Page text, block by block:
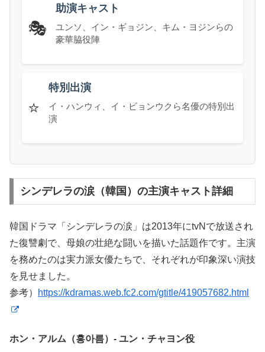
🎭
助演キャスト
ユンソ、イン・ギョジン、キム・ヨジンらの
豪華脇役陣
⭐
特別出演
イ・ハンウィ、イ・ビョンウクら名優の特別出
演
シンデレラの涙（韓国）の主演キャスト詳細
韓国ドラマ「シンデレラの涙」は2013年にtvNで放送され
た復讐劇で、母娘の壮絶な闘いを描いた話題作です。主演
を務めたのは実力派女優たちで、それぞれが印象深い演技
を見せました。
参考）
https://kdramas.web.fc2.com/gtitle/419057682.html
ホン・アルム（홍아름）- ユン・チャヨン役